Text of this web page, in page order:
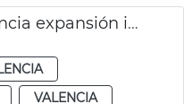
Moneycorp elige València expansión internacional
VALENCIA